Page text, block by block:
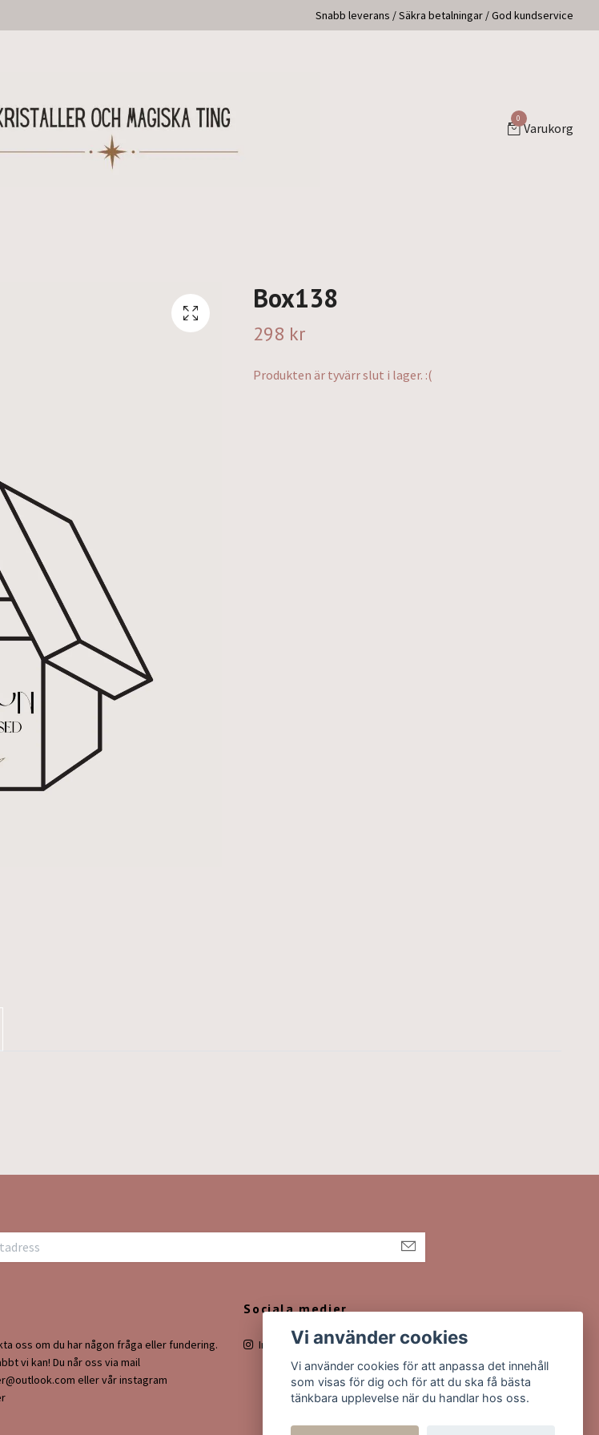
Snabb leverans / Säkra betalningar / God kundservice
0
Varukorg
Box138
298 kr
Produkten är tyvärr slut i lager. :(
oss om du har någon fråga eller fundering.
vi kan! Du når oss via mail
eller vår instagram
Sociala medier
InstagramVi använder cookies
Vi använder cookies för att anpassa det innehåll
som visas för dig och för att du ska få bästa
tänkbara upplevelse när du handlar hos oss.